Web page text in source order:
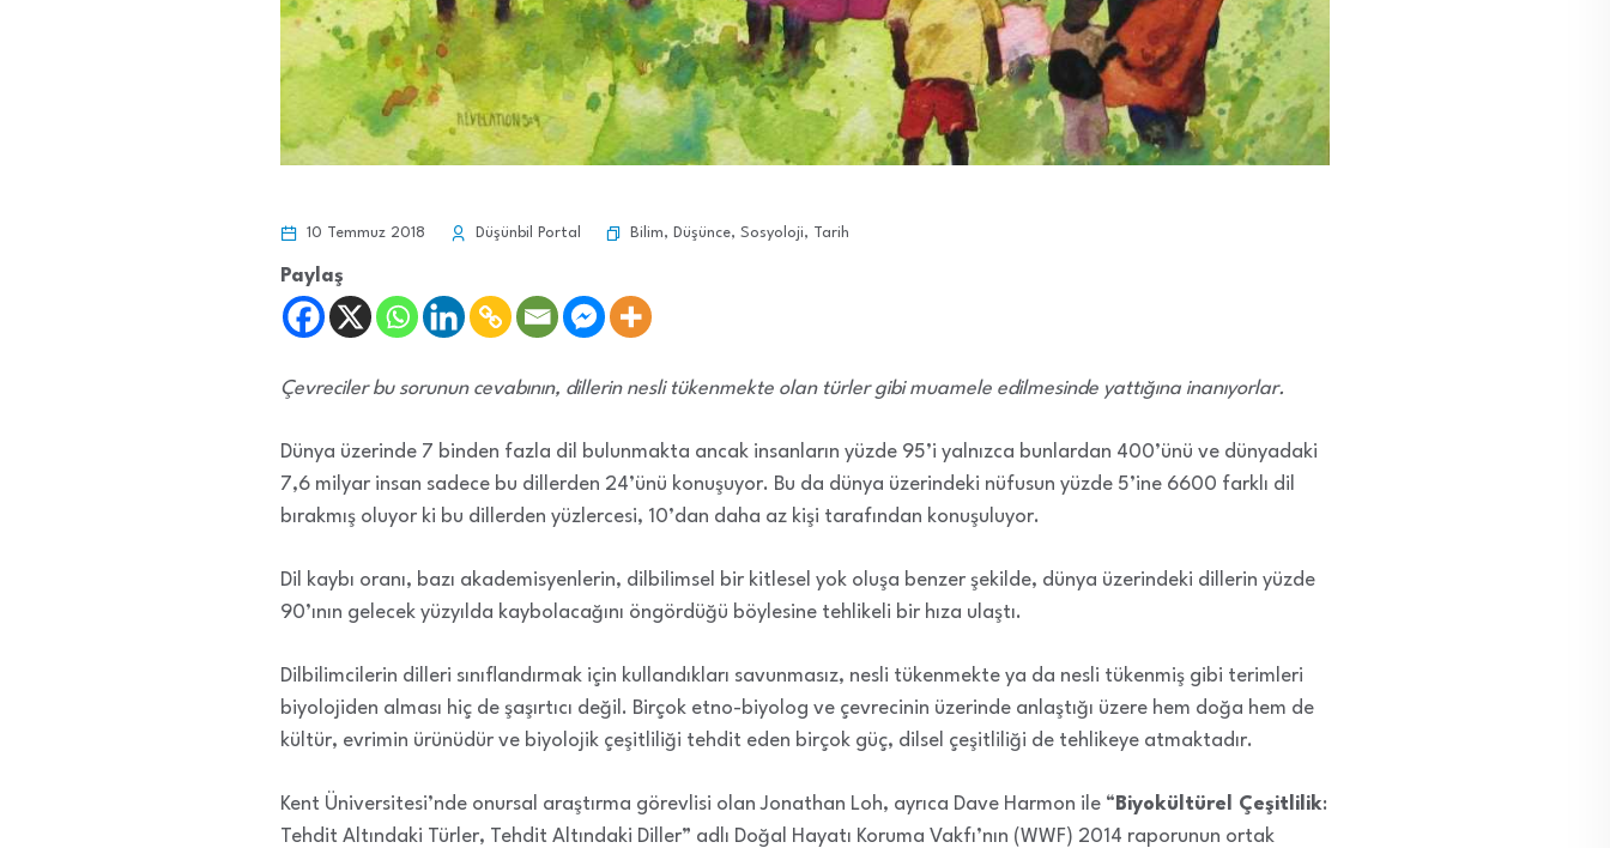
10 Temmuz 2018 Düşünbil Portal Bilim, Düşünce, Sosyoloji, Tarih
Paylaş
Çevreciler bu sorunun cevabının, dillerin nesli tükenmekte olan türler gibi muamele edilmesinde yattığına inanıyorlar.
Dünya üzerinde 7 binden fazla dil bulunmakta ancak insanların yüzde 95’i yalnızca bunlardan 400’ünü ve dünyadaki
7,6 milyar insan sadece bu dillerden 24’ünü konuşuyor. Bu da dünya üzerindeki nüfusun yüzde 5’ine 6600 farklı dil
bırakmış oluyor ki bu dillerden yüzlercesi, 10’dan daha az kişi tarafından konuşuluyor.
Dil kaybı oranı, bazı akademisyenlerin, dilbilimsel bir kitlesel yok oluşa benzer şekilde, dünya üzerindeki dillerin yüzde
90’ının gelecek yüzyılda kaybolacağını öngördüğü böylesine tehlikeli bir hıza ulaştı.
Dilbilimcilerin dilleri sınıflandırmak için kullandıkları savunmasız, nesli tükenmekte ya da nesli tükenmiş gibi terimleri
biyolojiden alması hiç de şaşırtıcı değil. Birçok etno-biyolog ve çevrecinin üzerinde anlaştığı üzere hem doğa hem de
kültür, evrimin ürünüdür ve biyolojik çeşitliliği tehdit eden birçok güç, dilsel çeşitliliği de tehlikeye atmaktadır.
Kent Üniversitesi’nde onursal araştırma görevlisi olan Jonathan Loh, ayrıca Dave Harmon ile “ Biyokültürel Çeşitlilik:
Tehdit Altındaki Türler, Tehdit Altındaki Diller” adlı Doğal Hayatı Koruma Vakfı’nın (WWF) 2014 raporunun ortak